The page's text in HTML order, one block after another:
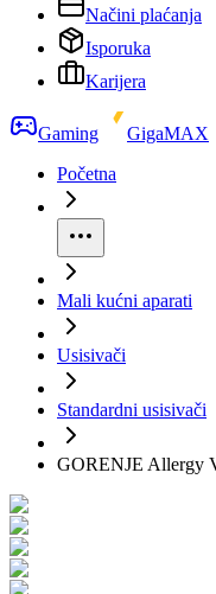
Načini plaćanja
Isporuka
Karijera
Gaming
GigaMAX
Početna
Mali kućni aparati
Usisivači
Standardni usisivači
GORENJE Allergy